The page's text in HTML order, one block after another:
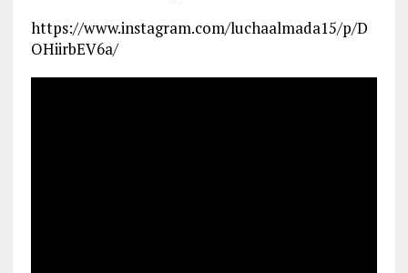
https://www.instagram.com/luchaalmada15/p/D
OHiirbEV6a/